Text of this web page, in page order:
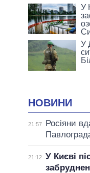
У
У
НОВИНИ
21:57
Росіяни
21:12 У Києві